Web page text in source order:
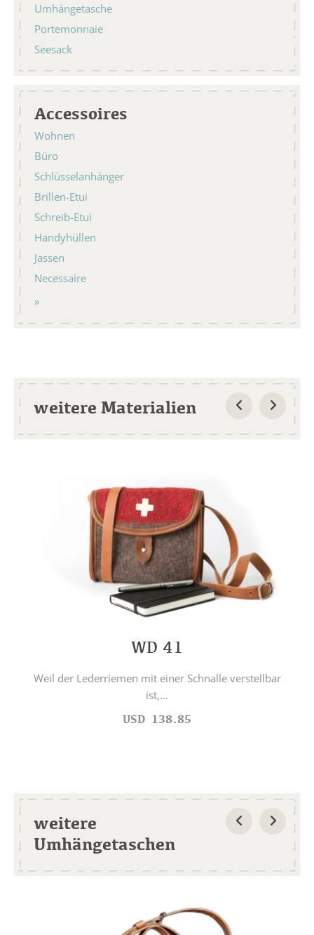
Umhängetasche
Portemonnaie
Seesack
Accessoires
Wohnen
Büro
Schlüsselanhänger
Brillen-Etui
Schreib-Etui
Handyhüllen
Jassen
Necessaire
weitere Materialien
WD 41
Weil der Lederriemen mit einer Schnalle verstellbar
ist,...
USD 138.85
weitere
Umhängetaschen